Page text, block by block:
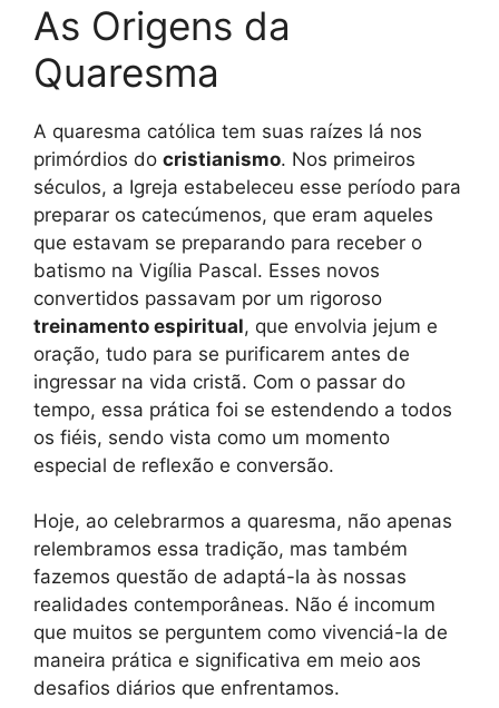
As Origens da
Quaresma
A quaresma católica tem suas raízes lá nos
primórdios do cristianismo. Nos primeiros
séculos, a Igreja estabeleceu esse período para
preparar os catecúmenos, que eram aqueles
que estavam se preparando para receber o
batismo na Vigília Pascal. Esses novos
convertidos passavam por um rigoroso
treinamento espiritual, que envolvia jejum e
oração, tudo para se purificarem antes de
ingressar na vida cristã. Com o passar do
tempo, essa prática foi se estendendo a todos
os fiéis, sendo vista como um momento
especial de reflexão e conversão.
Hoje, ao celebrarmos a quaresma, não apenas
relembramos essa tradição, mas também
fazemos questão de adaptá-la às nossas
realidades contemporâneas. Não é incomum
que muitos se perguntem como vivenciá-la de
maneira prática e significativa em meio aos
desafios diários que enfrentamos.